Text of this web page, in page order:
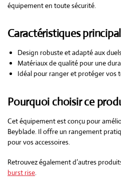
équipement en toute sécurité.
Caractéristiques
Design robuste et adapté aux
Matériaux de qualité pour une
Idéal pour ranger et protéger vos
Pourquoi choisir ce
Cet équipement est conçu pour
Beyblade. Il offre un rangement
pour vos accessoires.
Retrouvez également d’autres
burst rise.